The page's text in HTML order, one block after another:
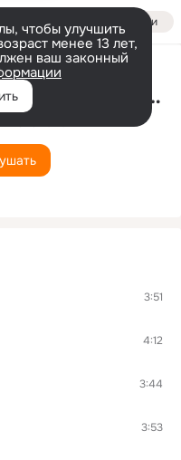
Войти
чтобы улучшить
менее 13 лет,
ваш законный
Все для тебя (remix )
3:51
4:12
3:44
3:53